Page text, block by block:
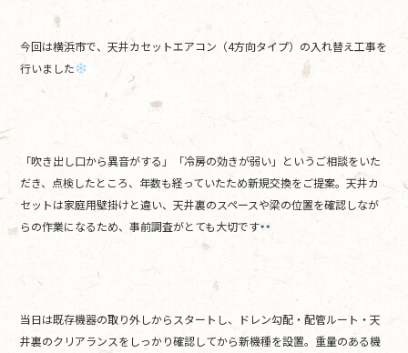
e
b
k
er
今回は横浜市で、天井カセットエアコン（4方向タイプ）の入れ替え工事を
行いました
「吹き出し口から異音がする」「冷房の効きが弱い」というご相談をいた
だき、点検したところ、年数も経っていたため新規交換をご提案。天井カ
セットは家庭用壁掛けと違い、天井裏のスペースや梁の位置を確認しなが
らの作業になるため、事前調査がとても大切です
当日は既存機器の取り外しからスタートし、ドレン勾配・配管ルート・天
井裏のクリアランスをしっかり確認してから新機種を設置。重量のある機